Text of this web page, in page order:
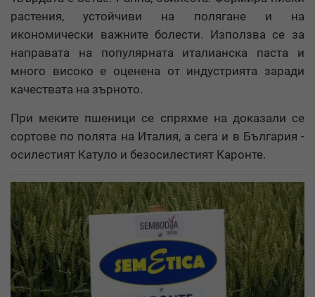
растения, устойчиви на полягане и на
икономически важните болести. Използва се за
направата на популярната италианска паста и
много високо е оценена от индустрията заради
качествата на зърното.
При меките пшеници се спряхме на доказали се
сортове по полята на Италия, а сега и в България -
осилестият Катуло и безосилестият Каронте.